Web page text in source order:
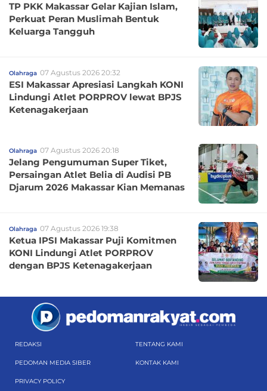
TP PKK Makassar Gelar Kajian Islam,
Perkuat Peran Muslimah Bentuk
Keluarga Tangguh
Olahraga 07 Agustus 2026 20:32
ESI Makassar Apresiasi Langkah KONI
Lindungi Atlet PORPROV lewat BPJS
Ketenagakerjaan
Olahraga 07 Agustus 2026 20:18
Jelang Pengumuman Super Tiket,
Persaingan Atlet Belia di Audisi PB
Djarum 2026 Makassar Kian Memanas
Olahraga 07 Agustus 2026 19:38
Ketua IPSI Makassar Puji Komitmen
KONI Lindungi Atlet PORPROV
dengan BPJS Ketenagakerjaan
REDAKSI TENTANG KAMI
PEDOMAN MEDIA SIBER KONTAK KAMI
PRIVACY POLICY